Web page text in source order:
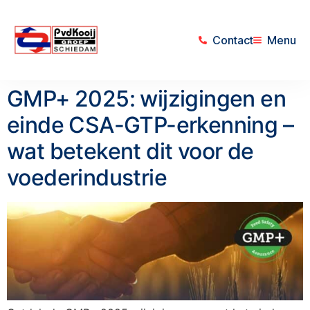
Contact Menu
GMP+ 2025: wijzigingen en
einde CSA-GTP-erkenning –
wat betekent dit voor de
voederindustrie